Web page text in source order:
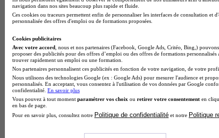
ISFJ - LILLE
Aucun avis
Lille
navigation dans nos sites beaucoup plus rapide et fluide.
Ces cookies ou traceurs permettent enfin de personnaliser les interfaces de consultation et
personnalisée des offres d'emploi ou de formations proposées.
Cookies publicitaires
Avec votre accord , nous et nos partenaires (Facebook, Google Ads, Critéo, Bing,)
proposer des publicités pour des offres d’emploi ou des offres de formations
trouver rapidement un emploi ou une formation.
Nos partenaires personnalisent ces publicités en fonction de votre navigation, de votre
Nous utilisons des technologies Google (ex : Google Ads) pour mesurer l'audience et
personnalisés. En acceptant, vous consentez à l'utilisation de vos données par Google
confidentialité. En savoir plus
Vous pouvez à tout moment paramétrer vos choix ou retirer votre consentement en
en bas de page.
Pour en savoir plus, consultez notre Politique de confidentialité et notre Politique